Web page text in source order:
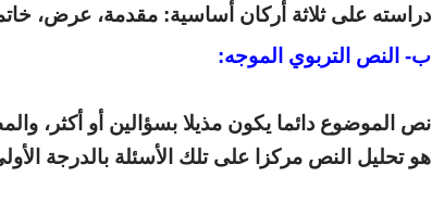
دراسته على ثلاثة أركان أساسية: مقدمة، عرض،
ب- النص التربوي الموجه:
نص الموضوع دائما يكون مذيلا بسؤالين أو أكثر،
هو تحليل النص مركزا على تلك الأسئلة بالدرجة